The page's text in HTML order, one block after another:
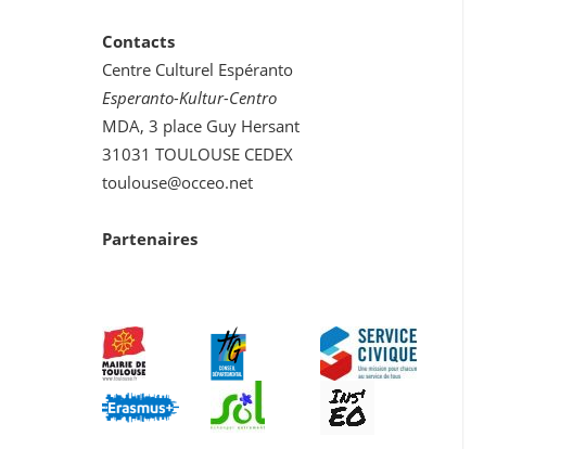
Contacts
Centre Culturel Espéranto
Esperanto-Kultur-Centro
MDA, 3 place Guy Hersant
31031 TOULOUSE CEDEX
toulouse@occeo.net
Partenaires